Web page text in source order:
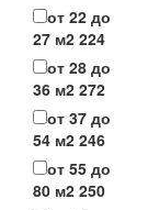
от 22 до
27 м2 224
от 28 до
36 м2 272
от 37 до
54 м2 246
от 55 до
80 м2 250